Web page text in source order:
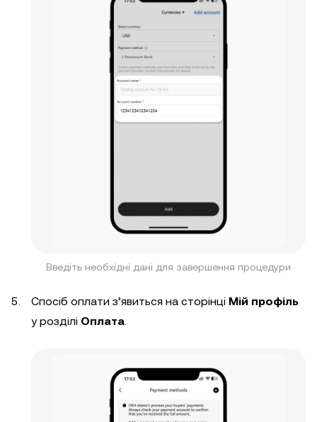
Введіть необхідні дані для завершення процедури
Спосіб оплати з’явиться на сторінці Мій профіль
у розділі Оплата.